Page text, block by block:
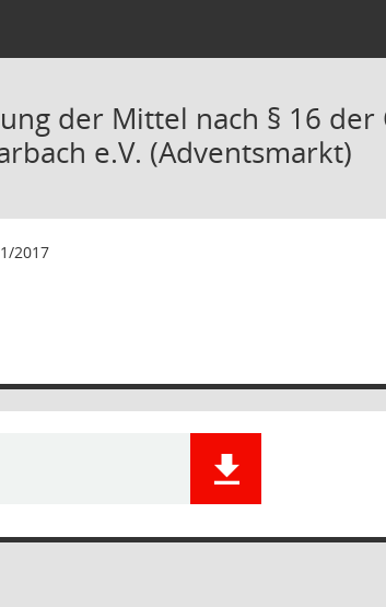
der Mittel nach § 16
e.V. (Adventsmarkt)
2017